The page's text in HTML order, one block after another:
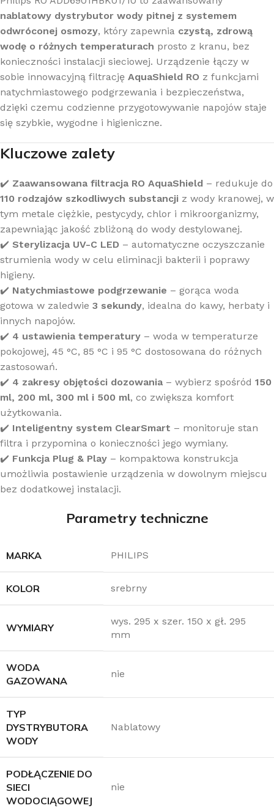
nablatowy dystrybutor wody pitnej z systemem
odwróconej osmozy, który zapewnia czystą, zdrową
wodę o różnych temperaturach prosto z kranu, bez
konieczności instalacji sieciowej. Urządzenie łączy w
sobie innowacyjną filtrację AquaShield RO z funkcjami
natychmiastowego podgrzewania i bezpieczeństwa,
dzięki czemu codzienne przygotowywanie napojów staje
się szybkie, wygodne i higieniczne.
Kluczowe zalety
✔️ Zaawansowana filtracja RO AquaShield – redukuje do
110 rodzajów szkodliwych substancji z wody kranowej, w
tym metale ciężkie, pestycydy, chlor i mikroorganizmy,
zapewniając jakość zbliżoną do wody destylowanej.
✔️ Sterylizacja UV-C LED – automatyczne oczyszczanie
strumienia wody w celu eliminacji bakterii i poprawy
higieny.
✔️ Natychmiastowe podgrzewanie – gorąca woda
gotowa w zaledwie 3 sekundy, idealna do kawy, herbaty i
innych napojów.
✔️ 4 ustawienia temperatury – woda w temperaturze
pokojowej, 45 °C, 85 °C i 95 °C dostosowana do różnych
zastosowań.
✔️ 4 zakresy objętości dozowania – wybierz spośród 150
ml, 200 ml, 300 ml i 500 ml, co zwiększa komfort
użytkowania.
✔️ Inteligentny system ClearSmart – monitoruje stan
filtra i przypomina o konieczności jego wymiany.
✔️ Funkcja Plug & Play – kompaktowa konstrukcja
umożliwia postawienie urządzenia w dowolnym miejscu
bez dodatkowej instalacji.
Parametry techniczne
MARKA PHILIPS
KOLOR srebrny
WYMIARY
wys. 295 x szer. 150 x gł. 295
mm
WODA
GAZOWANA
nie
TYP
DYSTRYBUTORA
WODY
Nablatowy
PODŁĄCZENIE DO
SIECI
WODOCIĄGOWEJ
nie